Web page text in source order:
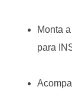
Monta
para